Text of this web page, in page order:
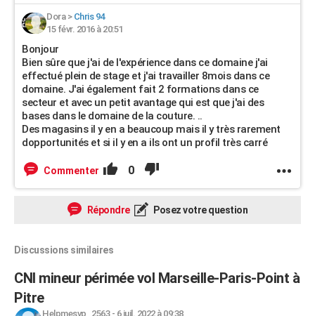
Dora> Chris 94
15 févr. 2016 à 20:51
Bonjour
Bien sûre que j'ai de l'expérience dans ce domaine j'ai
effectué plein de stage et j'ai travailler 8mois dans ce
domaine. J'ai également fait 2 formations dans ce
secteur et avec un petit avantage qui est que j'ai des
bases dans le domaine de la couture. ..
Des magasins il y en a beaucoup mais il y très rarement
dopportunités et si il y en a ils ont un profil très carré
Commenter 0
Répondre Posez votre question
Discussions similaires
CNI mineur périmée vol Marseille-Paris-Point à
Pitre
Helpmesvp_2563- 6 juil. 2022 à 09:38